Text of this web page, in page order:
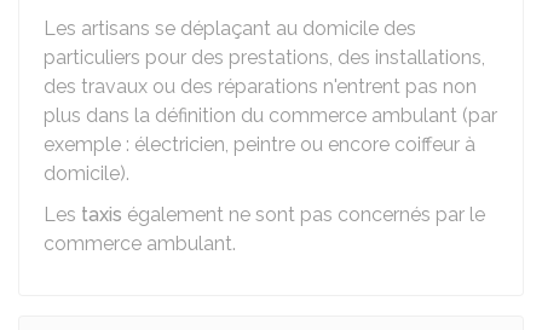
Les artisans se déplaçant au domicile des
particuliers pour des prestations, des installations,
des travaux ou des réparations n'entrent pas non
plus dans la définition du commerce ambulant (par
exemple : électricien, peintre ou encore coiffeur à
domicile).
Les taxis également ne sont pas concernés par le
commerce ambulant.